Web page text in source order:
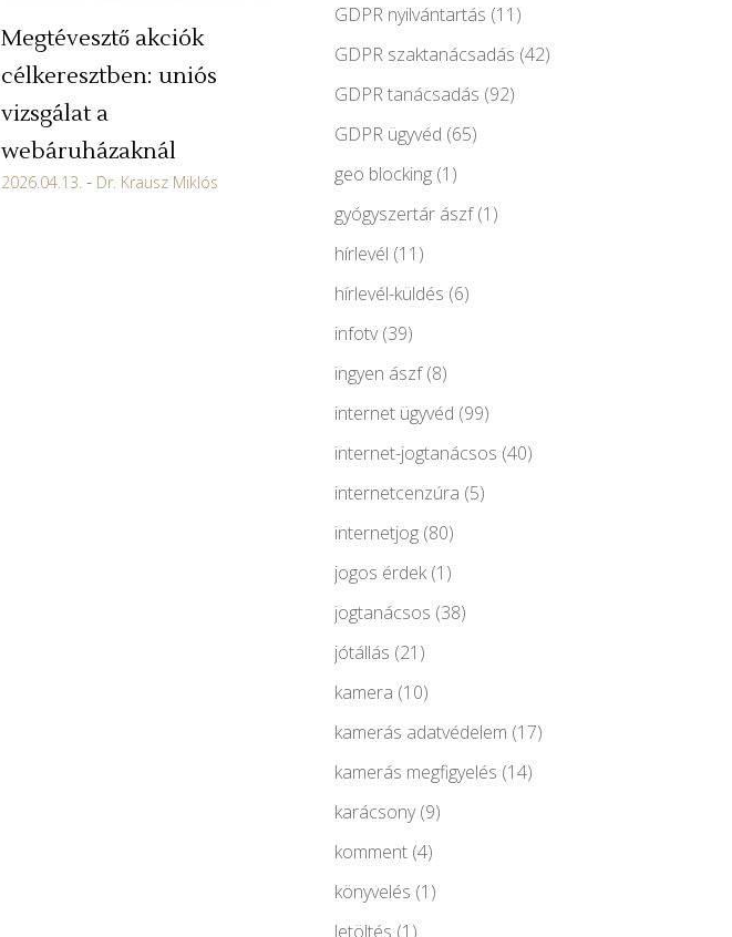
Megtévesztő akciók
célkeresztben: uniós
vizsgálat a
webáruházaknál
2026.04.13. Dr. Krausz Miklós
GDPR nyilvántartás (11)
GDPR szaktanácsadás (42)
GDPR tanácsadás (92)
GDPR ügyvéd (65)
geo blocking(1)
gyógyszertár ászf(1)
hírlevél (11)
hírlevél-küldés (6)
infotv(39)
ingyen ászf(8)
internet ügyvéd (99)
internet-jogtanácsos (40)
internetcenzúra (5)
internetjog(80)
jogos érdek(1)
jogtanácsos (38)
jótállás (21)
kamera (10)
kamerás adatvédelem (17)
kamerás megfigyelés (14)
karácsony(9)
komment(4)
könyvelés (1)
letöltés (1)